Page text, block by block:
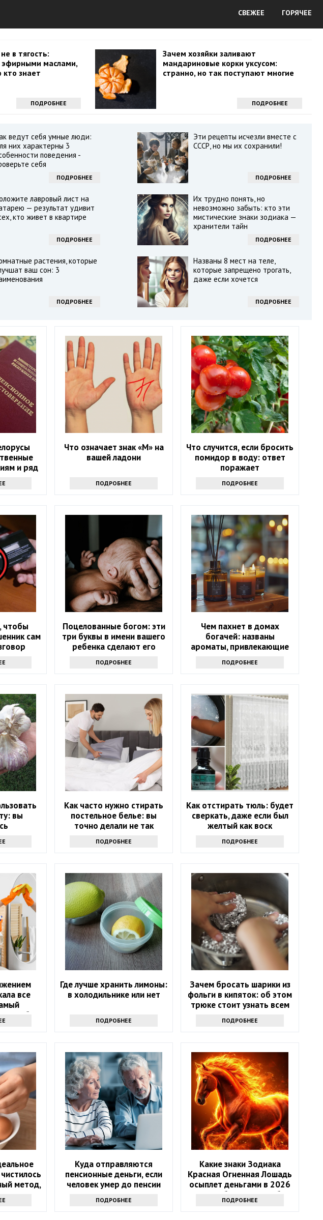
СВЕЖЕЕ ГОРЯЧЕЕ
в тягость:
эфирными маслами,
знает
ПОДРОБНЕЕ
Зачем хозяйки заливают
мандариновые корки уксусом:
странно, но так поступают многие
ПОДРОБНЕЕ
ведут себя умные люди:
них характерны 3
поведения -
себя
ПОДРОБНЕЕ
Эти рецепты исчезли вместе с
СССР, но мы их сохранили!
ПОДРОБНЕЕ
лавровый лист на
— результат удивит
кто живет в квартире
ПОДРОБНЕЕ
Их трудно понять, но
невозможно забыть: кто эти
мистические знаки зодиака —
хранители тайн
ПОДРОБНЕЕ
растения, которые
ваш сон: 3
ПОДРОБНЕЕ
Названы 8 мест на теле,
которые запрещено трогать,
даже если хочется
ПОДРОБНЕЕ
и ряд
Что означает знак «М» на
вашей ладони
ПОДРОБНЕЕ
Что случится, если бросить
помидор в воду: ответ
поражает
ПОДРОБНЕЕ
чтобы
сам
Поцелованные богом: эти
три буквы в имени вашего
ребенка сделают его
ПОДРОБНЕЕ
Чем пахнет в домах
богачей: названы
ароматы, привлекающие
ПОДРОБНЕЕ
вы
Как часто нужно стирать
постельное белье: вы
точно делали не так
ПОДРОБНЕЕ
Как отстирать тюль: будет
сверкать, даже если был
желтый как воск
ПОДРОБНЕЕ
все
Где лучше хранить лимоны:
в холодильнике или нет
ПОДРОБНЕЕ
Зачем бросать шарики из
фольги в кипяток: об этом
трюке стоит узнать всем
хозяйкам
ПОДРОБНЕЕ
метод,
Куда отправляются
пенсионные деньги, если
человек умер до пенсии
ПОДРОБНЕЕ
Какие знаки Зодиака
Красная Огненная Лошадь
осыплет деньгами в 2026
году: 4 баловня Судьбы
ПОДРОБНЕЕ